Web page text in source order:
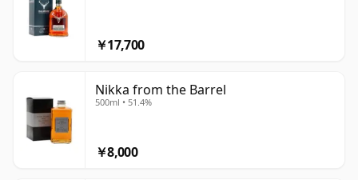
￥17,700
Nikka from the Barrel
500ml • 51.4%
￥8,000